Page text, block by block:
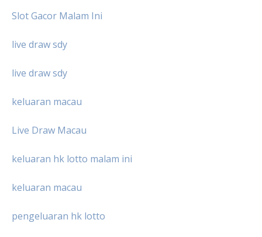
Slot Gacor Malam Ini
live draw sdy
live draw sdy
keluaran macau
Live Draw Macau
keluaran hk lotto malam ini
keluaran macau
pengeluaran hk lotto